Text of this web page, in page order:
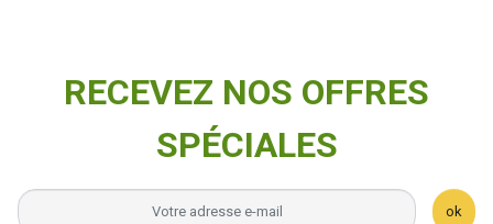
RECEVEZ NOS OFFRES
SPÉCIALES
ok